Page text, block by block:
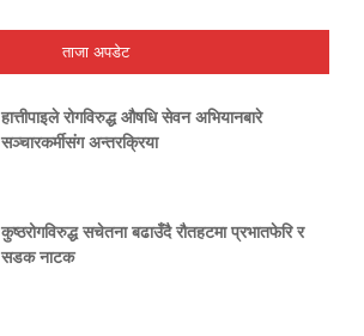
ताजा अपडेट
हात्तीपाइले रोगविरुद्ध औषधि सेवन अभियानबारे
सञ्चारकर्मीसंग अन्तरक्रिया
कुष्ठरोगविरुद्ध सचेतना बढाउँदै रौतहटमा प्रभातफेरि र
सडक नाटक